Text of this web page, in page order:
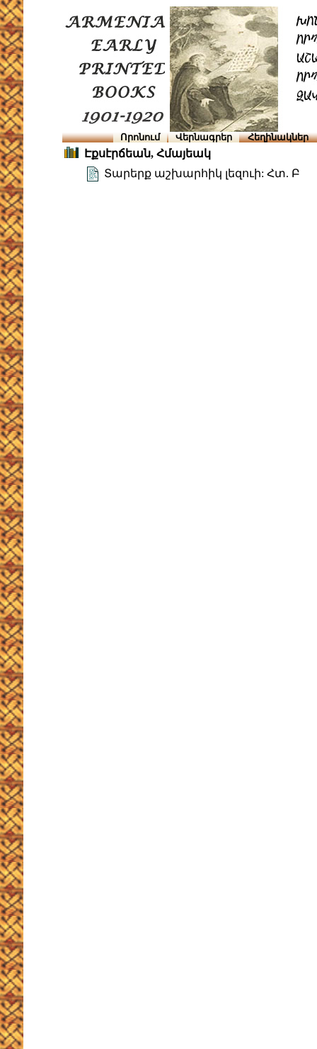
Որոնում Վերնագրեր Հեղինակներ
Էքսէրճեան, Հմայեակ
Տարերք աշխարհիկ լեզուի: Հտ. Բ